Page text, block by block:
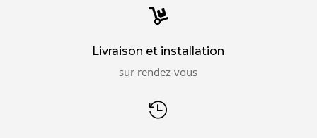

Livraison et installation
sur rendez-vous
